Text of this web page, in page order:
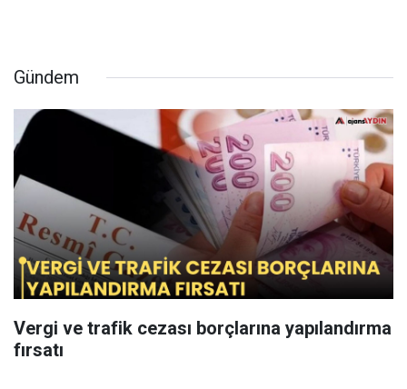
Gündem
Vergi ve trafik cezası borçlarına yapılandırma
fırsatı